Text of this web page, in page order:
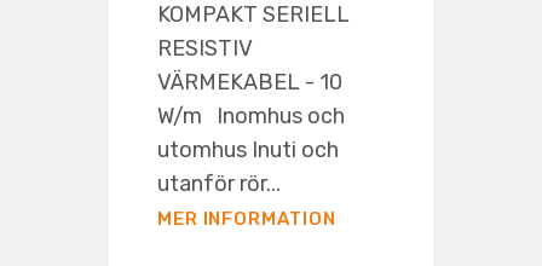
KOMPAKT SERIELL
RESISTIV
VÄRMEKABEL - 10
W/m Inomhus och
utomhus Inuti och
utanför rör...
MER INFORMATION